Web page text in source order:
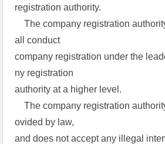
registration authority.
The company registration
all conduct
company registration under the
ny registration
authority at a higher level.
The company registration
ovided by law,
and does not accept any illegal